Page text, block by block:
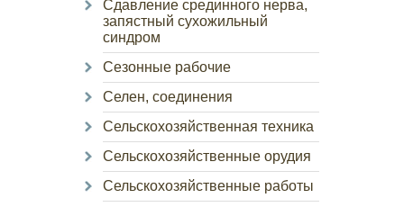
Сдавление срединного нерва,
запястный сухожильный
синдром
Сезонные рабочие
Селен, соединения
Сельскохозяйственная техника
Сельскохозяйственные орудия
Сельскохозяйственные работы